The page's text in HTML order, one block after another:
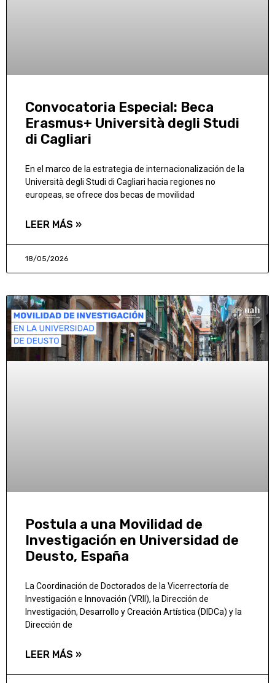
Convocatoria Especial: Beca
Erasmus+ Università degli Studi
di Cagliari
En el marco de la estrategia de internacionalización de la
Università degli Studi di Cagliari hacia regiones no
europeas, se ofrece dos becas de movilidad
LEER MÁS »
18/05/2026
Postula a una Movilidad de
Investigación en Universidad de
Deusto, España
La Coordinación de Doctorados de la Vicerrectoría de
Investigación e Innovación (VRII), la Dirección de
Investigación, Desarrollo y Creación Artística (DIDCa) y la
Dirección de
LEER MÁS »